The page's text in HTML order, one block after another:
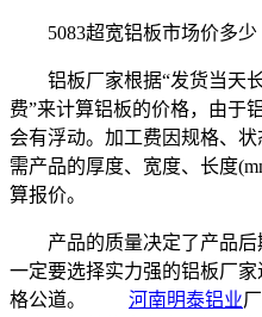
5083超宽铝板市场价多少
铝板厂家根据“发货当天长
费”来计算铝板的价格，由于
会有浮动。加工费因规格、
需产品的厚度、宽度、长度
算报价。
产品的质量决定了产品后
一定要选择实力强的铝板厂
格公道。 河南明泰铝业